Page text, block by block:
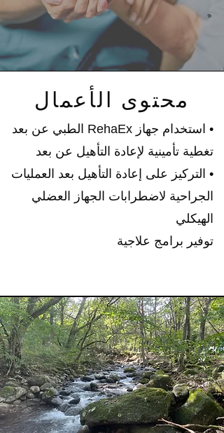
محتوى الأعمال
• استخدام جهاز RehaEx الطبي عن بعد
تغطية تأمينية لإعادة التأهيل عن بعد
• التركيز على إعادة التأهيل بعد العمليات
الجراحية لاضطرابات الجهاز العضلي
الهيكلي
توفير برامج علاجية